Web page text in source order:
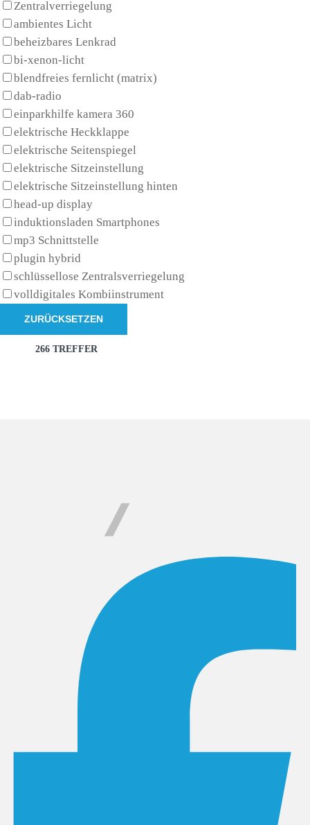
Zentralverriegelung
ambientes Licht
beheizbares Lenkrad
bi-xenon-licht
blendfreies fernlicht (matrix)
dab-radio
einparkhilfe kamera 360
elektrische Heckklappe
elektrische Seitenspiegel
elektrische Sitzeinstellung
elektrische Sitzeinstellung hinten
head-up display
induktionsladen Smartphones
mp3 Schnittstelle
plugin hybrid
schlüssellose Zentralsverriegelung
volldigitales Kombiinstrument
ZURÜCKSETZEN
266 TREFFER